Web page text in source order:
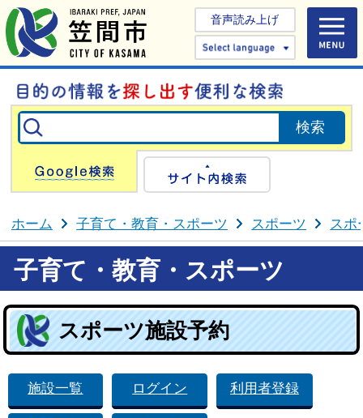
音声読み上げ
Select
Google検索
ホーム 子育て・教育・スポーツ スポーツ スポ
子育て・教育・スポーツ
スポーツ施設予約
施設一覧 ログイン 利用者登録